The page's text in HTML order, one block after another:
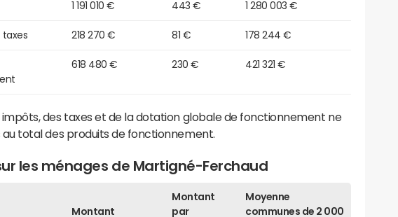
1 191 010 € 443 € 1 280 003 €
taxes 218 270 € 81 € 178 244 €
618 480 € 230 € 421 321 €
impôts, des taxes et de la dotation globale de fonctionnement ne
total des produits de fonctionnement.
les ménages de Martigné-Ferchaud
Montant
Montant
par
Moyenne
communes de 2 000